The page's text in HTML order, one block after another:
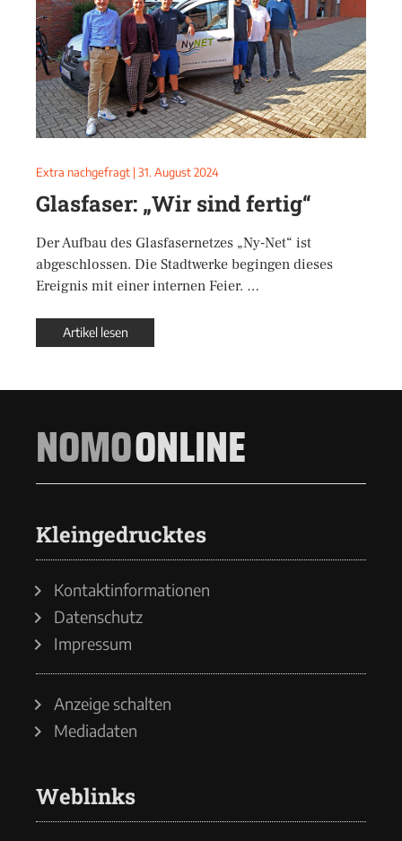
Extra nachgefragt | 31. August 2024
Glasfaser: „Wir sind fertig“
Der Aufbau des Glasfasernetzes „Ny-Net“ ist
abgeschlossen. Die Stadtwerke begingen dieses
Ereignis mit einer internen Feier. …
Artikel lesen
NOMOONLINE
Kleingedrucktes
Kontaktinformationen
Datenschutz
Impressum
Anzeige schalten
Mediadaten
Weblinks